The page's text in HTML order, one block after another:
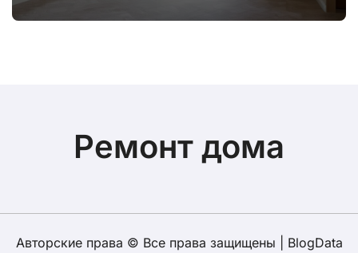
Ремонт дома
Авторские права © Все права защищены BlogData